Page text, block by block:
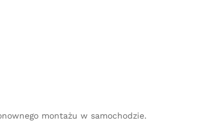
montażu w samochodzie.